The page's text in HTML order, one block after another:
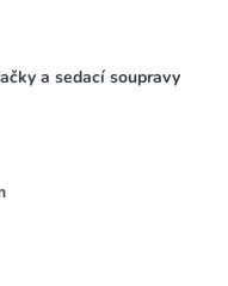
a sedací soupravy